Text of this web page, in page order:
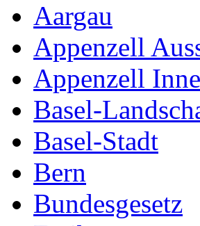
Aargau
Appenzell
Appenzell
Basel-
Basel-Stadt
Bern
Bundesgesetz